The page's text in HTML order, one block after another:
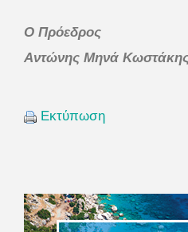
Ο Πρόεδρος
Αντώνης Μηνά
Εκτύπωση